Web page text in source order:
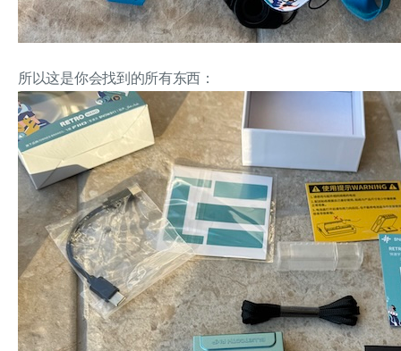
所以这是你会找到的所有东西：